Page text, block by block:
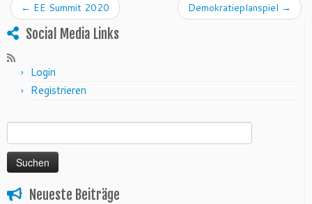
← EE Summit 2020 Demokratieplanspiel →
Social Media Links
Login
Registrieren
Neueste Beiträge